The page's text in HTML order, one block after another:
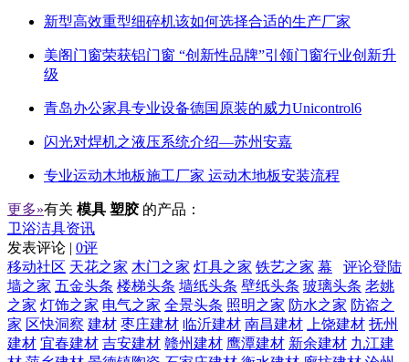
新型高效重型细碎机该如何选择合适的生产厂家
美阁门窗荣获铝门窗 “创新性品牌”引领门窗行业创新升
级
青岛办公家具专业设备德国原装的威力Unicontrol6
闪光对焊机之液压系统介绍—苏州安嘉
专业运动木地板施工厂家 运动木地板安装流程
更多»有关 模具 塑胶 的产品：
卫浴洁具资讯
发表评论 | 0评
评论登陆
移动社区 天花之家 木门之家 灯具之家 铁艺之家 幕
墙之家 五金头条 楼梯头条 墙纸头条 壁纸头条 玻璃头条 老姚
之家 灯饰之家 电气之家 全景头条 照明之家 防水之家 防盗之
家 区快洞察 建材 枣庄建材 临沂建材 南昌建材 上饶建材 抚州
建材 宜春建材 吉安建材 赣州建材 鹰潭建材 新余建材 九江建